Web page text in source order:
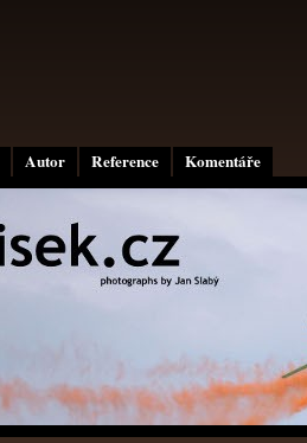
Autor Reference Komentáře